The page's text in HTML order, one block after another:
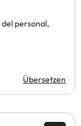
personal,
Übersetzen